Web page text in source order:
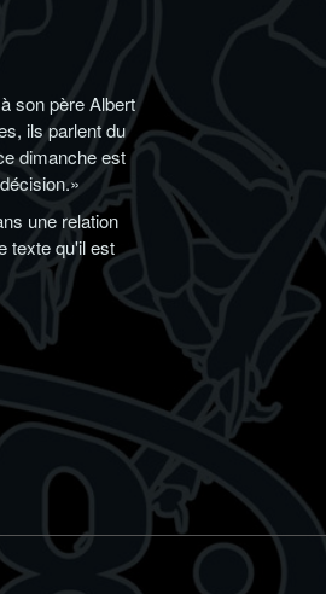
son père Albert
ils parlent du
dimanche est
une relation
texte qu'il est